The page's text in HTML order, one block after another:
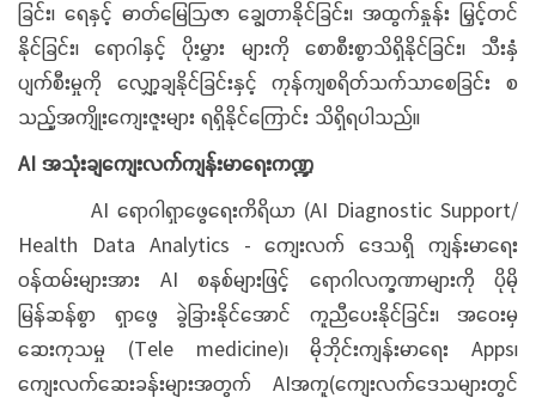
ခြင်း၊ ရေနှင့် ဓာတ်မြေဩဇာ ချွေတာနိုင်ခြင်း၊ အထွက်နှုန်း မြှင့်တင်
နိုင်ခြင်း၊ ရောဂါနှင့် ပိုးမွှား များကို စောစီးစွာသိရှိနိုင်ခြင်း၊ သီးနှံ
ပျက်စီးမှုကို လျှော့ချနိုင်ခြင်းနှင့် ကုန်ကျစရိတ်သက်သာစေခြင်း စ
သည့်အကျိုးကျေးဇူးများ ရရှိနိုင်ကြောင်း သိရှိရပါသည်။
AI အသုံးချကျေးလက်ကျန်းမာရေးကဏ္ဍ
AI ရောဂါရှာဖွေရေးကိရိယာ (AI Diagnostic Support/
Health Data Analytics - ကျေးလက် ဒေသရှိ ကျန်းမာရေး
ဝန်ထမ်းများအား AI စနစ်များဖြင့် ရောဂါလက္ခဏာများကို ပိုမို
မြန်ဆန်စွာ ရှာဖွေ ခွဲခြားနိုင်အောင် ကူညီပေးနိုင်ခြင်း၊ အဝေးမှ
ဆေးကုသမှု (Tele medicine)၊ မိုဘိုင်းကျန်းမာရေး Apps၊
ကျေးလက်ဆေးခန်းများအတွက် AIအကူ(ကျေးလက်ဒေသများတွင်